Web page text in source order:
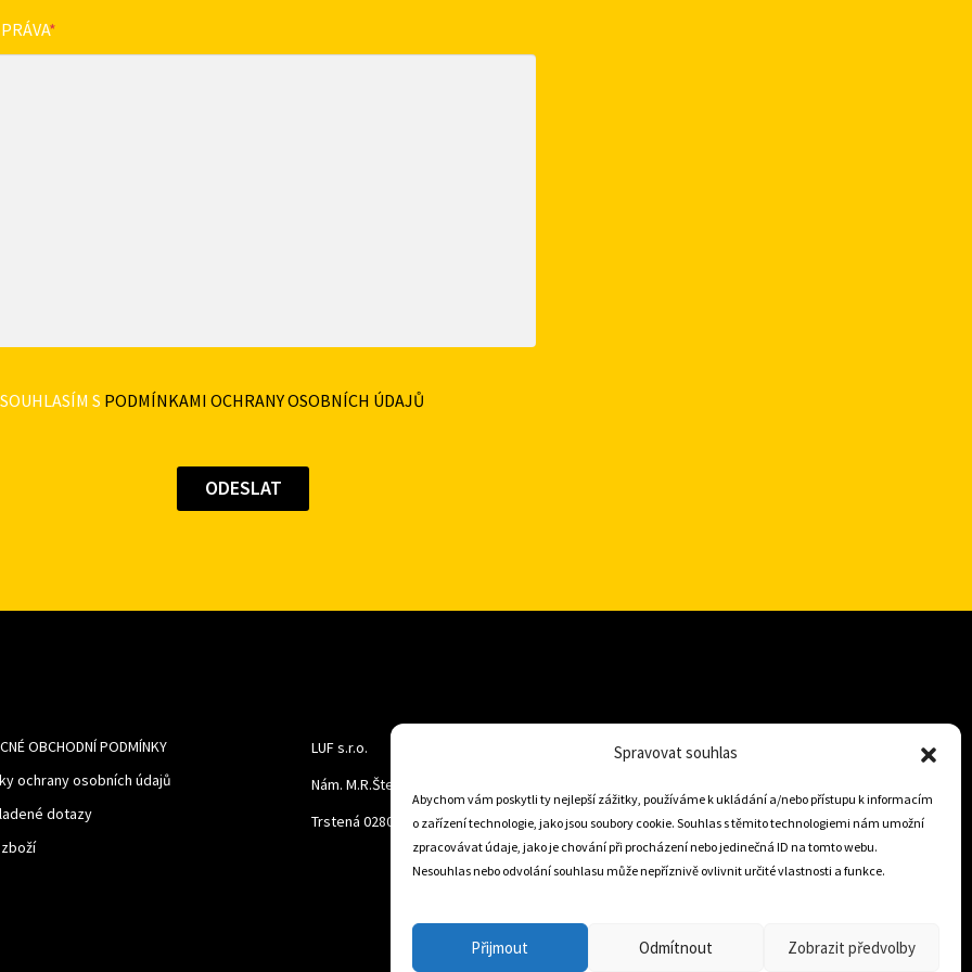
Spravovat souhlas
Abychom vám poskytli ty nejlepší zážitky, používáme k ukládání a/nebo přístupu k informacím
o zařízení technologie, jako jsou soubory cookie. Souhlas s těmito technologiemi nám umožní
zpracovávat údaje, jako je chování při procházení nebo jedinečná ID na tomto webu.
Nesouhlas nebo odvolání souhlasu může nepříznivě ovlivnit určité vlastnosti a funkce.
Přijmout Odmítnout Zobrazit předvolby
*
SOUHLASÍM S PODMÍNKAMI OCHRANY OSOBNÍCH ÚDAJŮ
OBCHODNÍ PODMÍNKY
ochrany osobních údajů
dotazy
LUF s.r.o.
Nám. M.R.Štefanika 518,
Trstená 02801
+421 905 806 234
info@dojezdovakola.com
Slovenský Eshop